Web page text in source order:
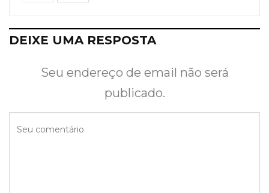
DEIXE UMA RESPOSTA
Seu endereço de email não será
publicado.